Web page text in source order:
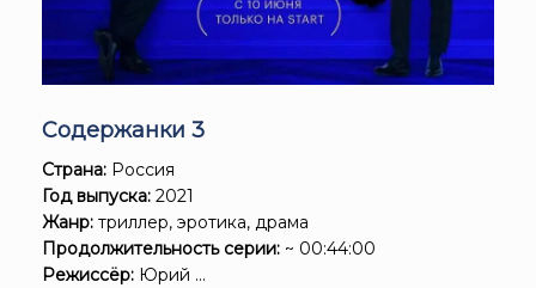
Содержанки 3
Страна: Россия
Год выпуска: 2021
Жанр: триллер, эротика, драма
Продолжительность серии: ~ 00:44:00
Режиссёр: Юрий ...